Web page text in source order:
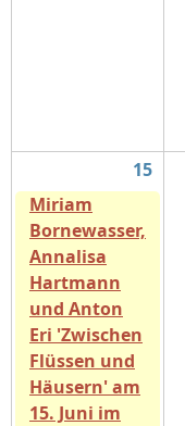
15
Miriam
Bornewasser,
Annalisa
Hartmann
und Anton
Eri 'Zwischen
Flüssen und
Häusern' am
15. Juni im